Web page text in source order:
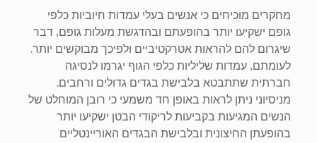
מחקרים מוכיחים כי אנשים בעלי עמדות חיוביות כלפי
גופם ישקיעו יותר בהופעתם ובהדגשת מעלות גופם, דבר
שיגרום להם להראות אטרקטיביים ולפיכך מבוקשים יותר.
לעומתם, עמדות שליליות כלפי הגוף יגרמו לנסיגה
חברתית שתתבטא בלבישת בגדים גדולים ורחבים.
מניסיוני ניתן לראות באופן חד משמעי כי רובן המוחלט של
הנשים המגיעות בקביעות לריקודי הבטן ישקיעו יותר
בהופעתן החיצונית ובלבישת הבגדים האוריינטליים